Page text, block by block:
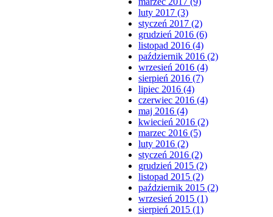
luty 2017 (3)
styczeń 2017 (2)
grudzień 2016 (6)
listopad 2016 (4)
październik 2016 (2)
wrzesień 2016 (4)
sierpień 2016 (7)
lipiec 2016 (4)
czerwiec 2016 (4)
maj 2016 (4)
kwiecień 2016 (2)
marzec 2016 (5)
luty 2016 (2)
styczeń 2016 (2)
grudzień 2015 (2)
listopad 2015 (2)
październik 2015 (2)
wrzesień 2015 (1)
sierpień 2015 (1)